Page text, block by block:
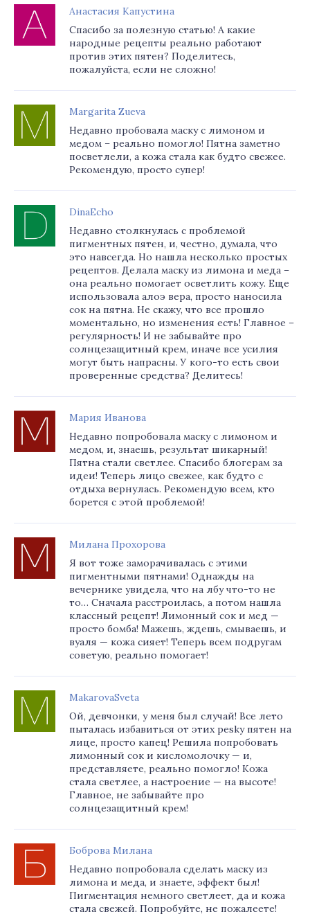
Анастасия Капустина
Спасибо за полезную статью! А какие
народные рецепты реально работают
против этих пятен? Поделитесь,
пожалуйста, если не сложно!
Margarita Zueva
Недавно пробовала маску с лимоном и
медом – реально помогло! Пятна заметно
посветлели, а кожа стала как будто свежее.
Рекомендую, просто супер!
DinaEcho
Недавно столкнулась с проблемой
пигментных пятен, и, честно, думала, что
это навсегда. Но нашла несколько простых
рецептов. Делала маску из лимона и меда –
она реально помогает осветлить кожу. Еще
использовала алоэ вера, просто наносила
сок на пятна. Не скажу, что все прошло
моментально, но изменения есть! Главное –
регулярность! И не забывайте про
солнцезащитный крем, иначе все усилия
могут быть напрасны. У кого-то есть свои
проверенные средства? Делитесь!
Мария Иванова
Недавно попробовала маску с лимоном и
медом, и, знаешь, результат шикарный!
Пятна стали светлее. Спасибо блогерам за
идеи! Теперь лицо свежее, как будто с
отдыха вернулась. Рекомендую всем, кто
борется с этой проблемой!
Милана Прохорова
Я вот тоже заморачивалась с этими
пигментными пятнами! Однажды на
вечернике увидела, что на лбу что-то не
то… Сначала расстроилась, а потом нашла
классный рецепт! Лимонный сок и мед —
просто бомба! Мажешь, ждешь, смываешь, и
вуаля — кожа сияет! Теперь всем подругам
советую, реально помогает!
MakarovaSveta
Ой, девчонки, у меня был случай! Все лето
пыталась избавиться от этих pesky пятен на
лице, просто капец! Решила попробовать
лимонный сок и кисломолочку — и,
представляете, реально помогло! Кожа
стала светлее, а настроение — на высоте!
Главное, не забывайте про
солнцезащитный крем!
Боброва Милана
Недавно попробовала сделать маску из
лимона и меда, и знаете, эффект был!
Пигментация немного светлеет, да и кожа
стала свежей. Попробуйте, не пожалеете!